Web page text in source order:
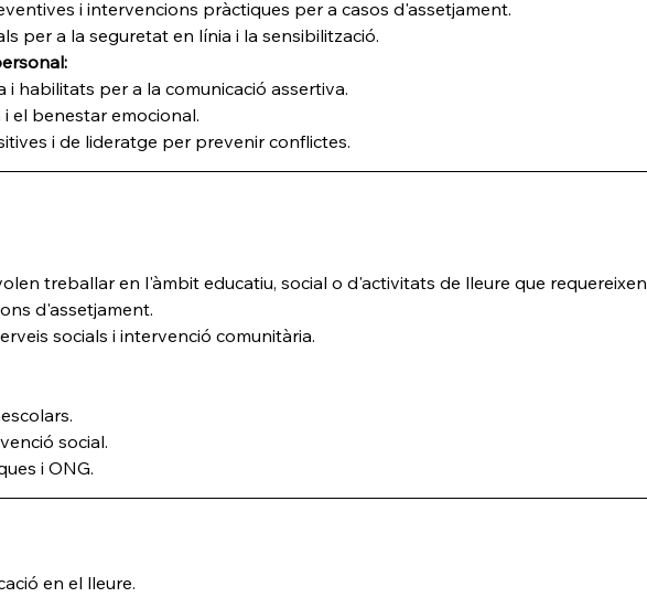
i intervencions pràctiques per a casos d'assetjament.
per a la seguretat en línia i la sensibilització.
habilitats per a la comunicació assertiva.
el benestar emocional.
i de lideratge per prevenir conflictes.
treballar en l'àmbit educatiu, social o d'activitats de lleure que requereixen
d'assetjament.
socials i intervenció comunitària.
social.
i ONG.
en el lleure.